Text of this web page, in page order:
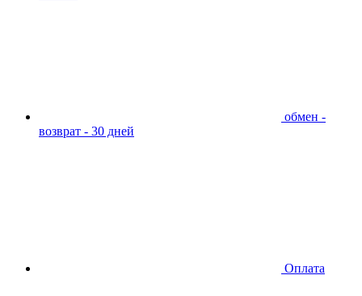
обмен -
возврат - 30 дней
Оплата